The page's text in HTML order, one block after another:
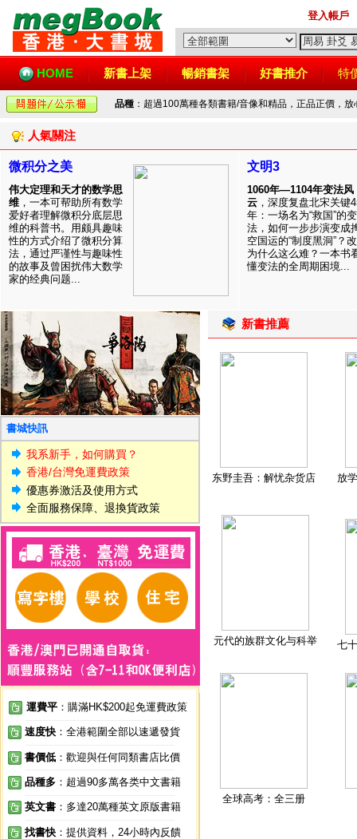
登入帳戶
HOME 新書上架 暢銷書架 好書推介 特
品種 ：超過100萬種各類書籍/音像和精品，正品正價，
人氣關注
微积分之美
伟大定理和天才的数学思
维 ，一本可帮助所有数学
爱好者理解微积分底层思
维的科普书。用颇具趣味
性的方式介绍了微积分算
法，通过严谨性与趣味性
的故事及曾困扰伟大数学
家的经典问题...
文明3
1060年—1104年变法风
云 ，深度复盘北宋关键
年：一场名为“救国”的变
法，如何一步步演变成
空国运的“制度黑洞”？
为什么这么难？一本书
懂变法的全周期困境...
書城快訊
我系新手，如何購買？
香港/台灣免運費政策
優惠券激活及使用方式
全面服務保障、退換貨政策
運費平 ：購滿HK$200起免運費政策
速度快 ：全港範圍全部以速遞發貨
書價低 ：歡迎與任何同類書店比價
品種多 ：超過90多萬各类中文書籍
英文書 ：多達20萬種英文原版書籍
找書快 ：提供資料，24小時內反饋
新書推薦
东野圭吾：解忧杂货店 放
元代的族群文化与科举 七
全球高考：全三册